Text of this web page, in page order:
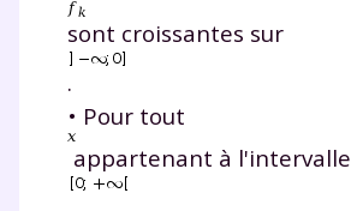
sont croissantes sur
.
• Pour tout
appartenant à l'intervalle